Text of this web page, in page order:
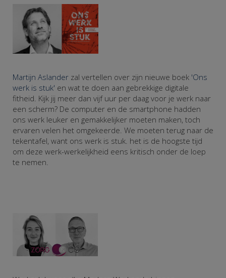
Martijn Aslander zal vertellen over zijn nieuwe boek 'Ons
werk is stuk' en wat te doen aan gebrekkige digitale
fitheid. Kijk jij meer dan vijf uur per daag voor je werk naar
een scherm? De computer en de smartphone hadden
ons werk leuker en gemakkelijker moeten maken, toch
ervaren velen het omgekeerde. We moeten terug naar de
tekentafel, want ons werk is stuk. het is de hoogste tijd
om deze werk-werkelijkheid eens kritisch onder de loep
te nemen.